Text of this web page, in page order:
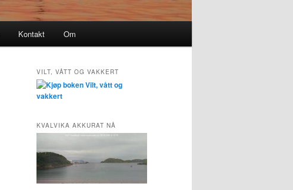
Kontakt Om
VILT, VÅTT OG VAKKERT
KVALVIKA AKKURAT NÅ